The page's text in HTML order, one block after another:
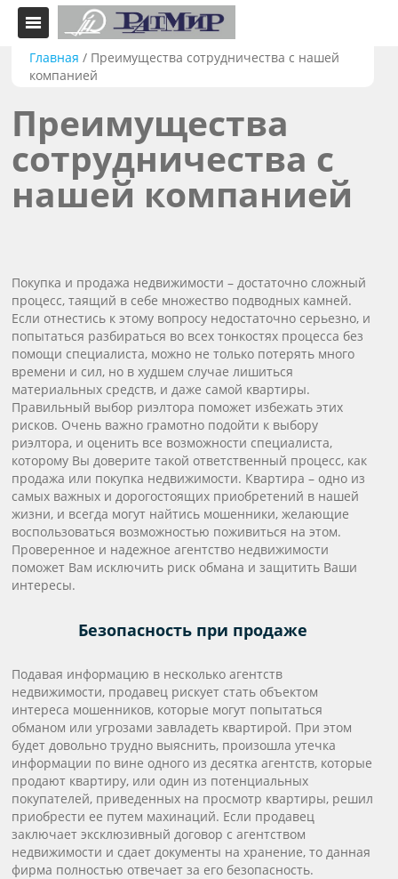
Главная / Преимущества сотрудничества с нашей
компанией
Преимущества
сотрудничества с
нашей компанией
Покупка и продажа недвижимости – достаточно сложный
процесс, таящий в себе множество подводных камней.
Если отнестись к этому вопросу недостаточно серьезно, и
попытаться разбираться во всех тонкостях процесса без
помощи специалиста, можно не только потерять много
времени и сил, но в худшем случае лишиться
материальных средств, и даже самой квартиры.
Правильный выбор риэлтора поможет избежать этих
рисков. Очень важно грамотно подойти к выбору
риэлтора, и оценить все возможности специалиста,
которому Вы доверите такой ответственный процесс, как
продажа или покупка недвижимости. Квартира – одно из
самых важных и дорогостоящих приобретений в нашей
жизни, и всегда могут найтись мошенники, желающие
воспользоваться возможностью поживиться на этом.
Проверенное и надежное агентство недвижимости
поможет Вам исключить риск обмана и защитить Ваши
интересы.
Безопасность при продаже
Подавая информацию в несколько агентств
недвижимости, продавец рискует стать объектом
интереса мошенников, которые могут попытаться
обманом или угрозами завладеть квартирой. При этом
будет довольно трудно выяснить, произошла утечка
информации по вине одного из десятка агентств, которые
продают квартиру, или один из потенциальных
покупателей, приведенных на просмотр квартиры, решил
приобрести ее путем махинаций. Если продавец
заключает эксклюзивный договор с агентством
недвижимости и сдает документы на хранение, то данная
фирма полностью отвечает за его безопасность.